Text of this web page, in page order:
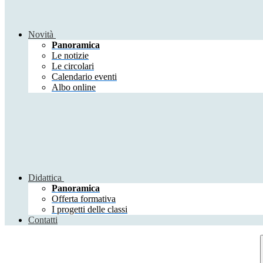
Novità
Panoramica
Le notizie
Le circolari
Calendario eventi
Albo online
Didattica
Panoramica
Offerta formativa
I progetti delle classi
Contatti